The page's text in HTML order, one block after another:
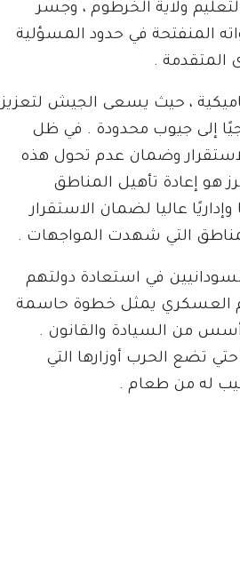
ولاية الخرطوم ، وجسر
المنفتحة في حدود المسؤلية
المتقدمة .
، حيث يسعى الجيش لتعزيز
إلى جيوب محدودة . في ظل
وضمان عدم تحول هذه
هو إعادة تأهيل المناطق
عاليا لضمان الاستقرار
التي شهدت المواجهات .
في استعادة دولتهم
العسكري يمثل خطوة حاسمة
من السيادة والقانون .
تضع الحرب أوزارها التي
له من طعام .